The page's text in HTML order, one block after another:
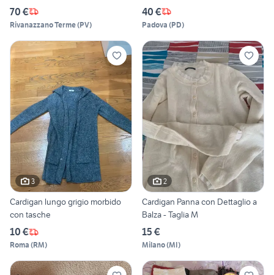
70 €
Rivanazzano Terme(PV)
40 €
Padova (PD)
3
Cardigan lungo grigio morbido
con tasche
10 €
Roma (RM)
2
Cardigan Panna con Dettaglio a
Balza - Taglia M
15 €
Milano(MI)